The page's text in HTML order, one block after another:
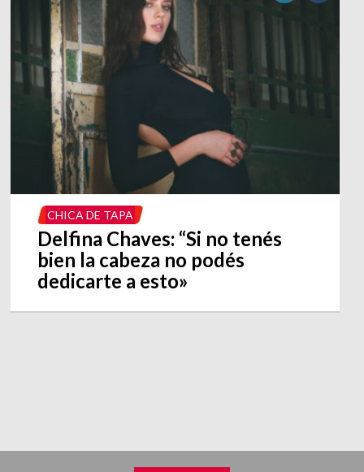
CHICA DE TAPA
Delfina Chaves: “Si no tenés
bien la cabeza no podés
dedicarte a esto»